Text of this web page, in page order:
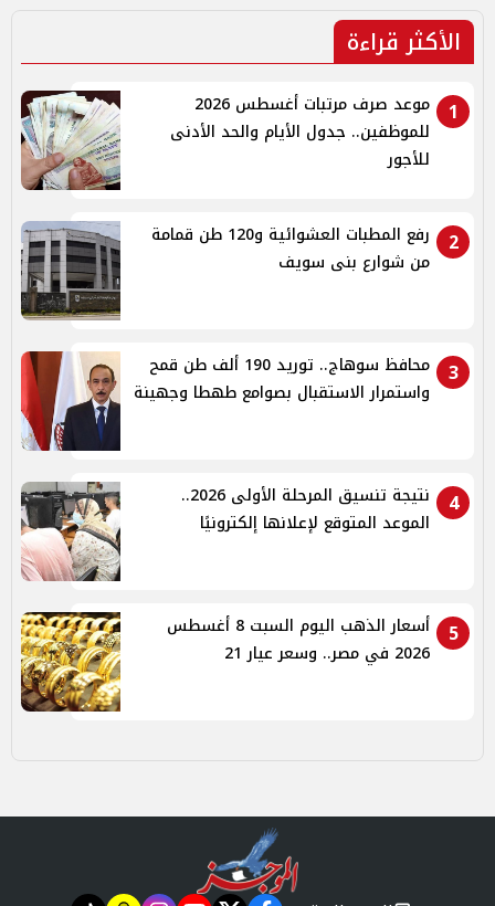
الأكثر قراءة
1
موعد صرف مرتبات أغسطس 2026
للموظفين.. جدول الأيام والحد الأدنى
للأجور
2
رفع المطبات العشوائية و120 طن قمامة
من شوارع بنى سويف
3
محافظ سوهاج.. توريد 190 ألف طن قمح
واستمرار الاستقبال بصوامع طهطا وجهينة
4
نتيجة تنسيق المرحلة الأولى 2026..
الموعد المتوقع لإعلانها إلكترونيًا
5
أسعار الذهب اليوم السبت 8 أغسطس
2026 في مصر.. وسعر عيار 21